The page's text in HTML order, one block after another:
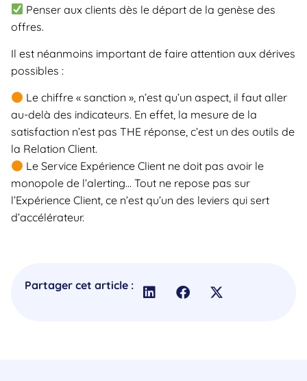
Penser aux clients dès le départ de la genèse des
offres.
Il est néanmoins important de faire attention aux dérives
possibles :
Le chiffre « sanction », n’est qu’un aspect, il faut aller
au-delà des indicateurs. En effet, la mesure de la
satisfaction n’est pas THE réponse, c’est un des outils de
la Relation Client.
Le Service Expérience Client ne doit pas avoir le
monopole de l’alerting… Tout ne repose pas sur
l’Expérience Client, ce n’est qu’un des leviers qui sert
d’accélérateur.
Partager cet article :